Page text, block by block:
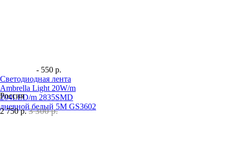
- 550 р.
Светодиодная лента
Ambrella Light 20W/m
204LED/m 2835SMD
дневной белый 5M GS3602
Россия
2 750 р. 3 300 р.